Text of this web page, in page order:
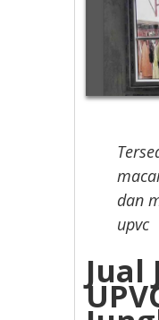
dan
upvc
Jual